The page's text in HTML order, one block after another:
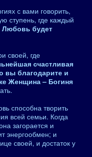
с вами говорить,
ступень, где каждый
Любовь будет
своей, где
счастливая
вы благодарите и
Женщина – Богиня
способна творить
всей семьи. Когда
загорается и
энергообмен; и
своей, и достаток у